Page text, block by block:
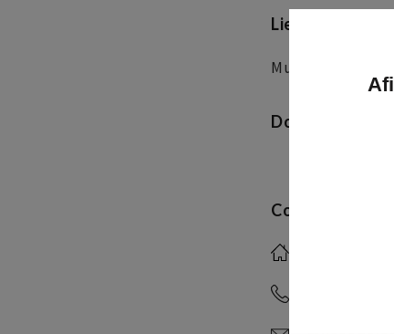
Lieu de la
Musée de la Folie
Documentation
Contact